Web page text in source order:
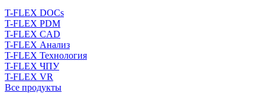
T-FLEX DOCs
T-FLEX PDM
T-FLEX CAD
T-FLEX Анализ
T-FLEX Технология
T-FLEX ЧПУ
T-FLEX VR
Все продукты